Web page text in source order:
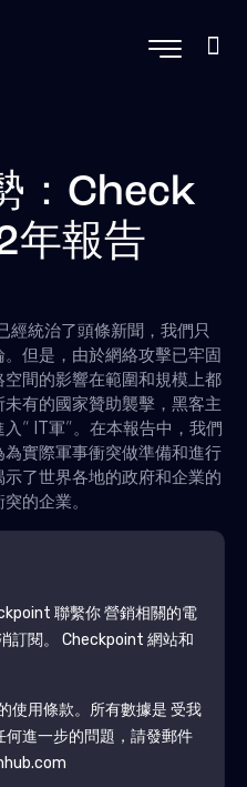
：Check
年報告
經統治了頭條新聞，我們只
但是，由於網絡攻擊已牢固
間的影響在範圍和規模上都
有的國家贊助襲擊，黑客主
“ IT軍”。在本報告中，我們
實際軍事衝突做準備和進行
了世界各地的政府和企業的
的企業。
聯繫你 營銷相關的電
訂閱。 Checkpoint 網站和
使用條款。所有數據是 受我
何進一步的問題，請發郵件